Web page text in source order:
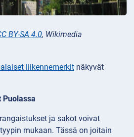
BY-SA 4.0, Wikimedia
liikennemerkit näkyvät
Puolassa
ja sakot voivat
mukaan. Tässä on joitain